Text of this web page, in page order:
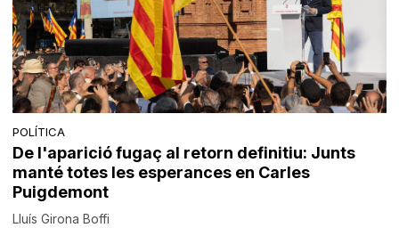
POLÍTICA
De l'aparició fugaç al retorn definitiu: Junts
manté totes les esperances en Carles
Puigdemont
Lluís Girona Boffi